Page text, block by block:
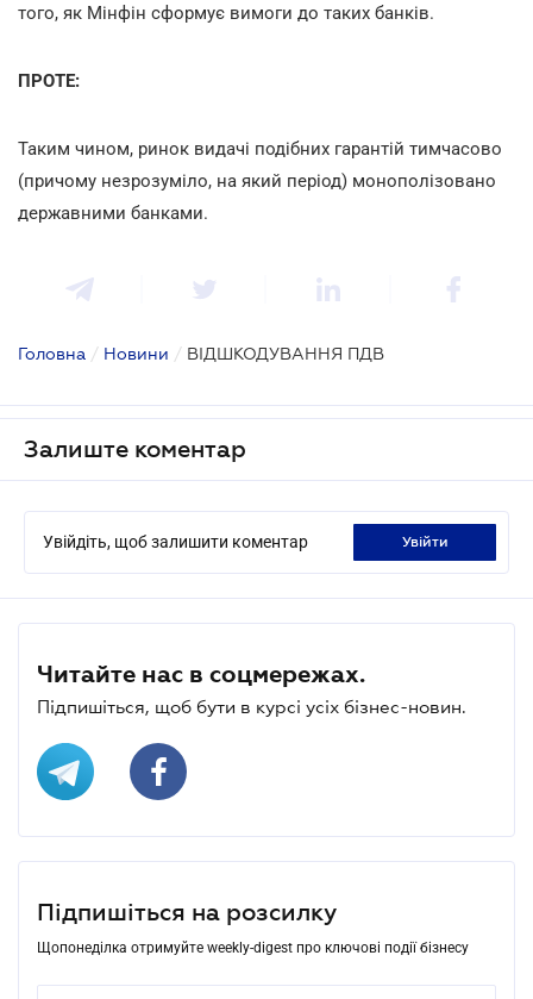
того, як Мінфін сформує вимоги до таких банків.
ПРОТЕ:
Таким чином, ринок видачі подібних гарантій тимчасово
(причому незрозуміло, на який період) монополізовано
державними банками.
Головна / Новини / ВІДШКОДУВАННЯ ПДВ
Залиште коментар
Увійдіть, щоб залишити коментар увійти
Читайте нас в соцмережах.
Підпишіться, щоб бути в курсі усіх бізнес-новин.
Підпишіться на розсилку
Щопонеділка отримуйте weekly-digest про ключові події бізнесу